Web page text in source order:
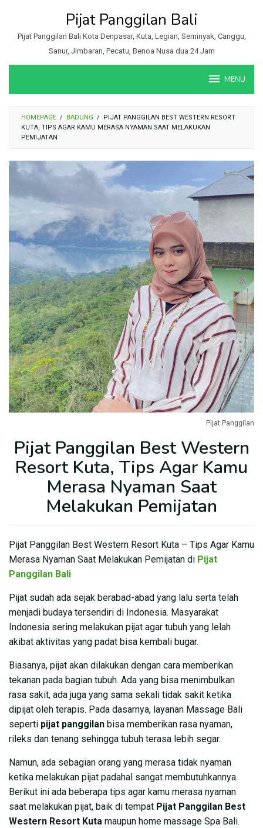
konten
Pijat Panggilan Bali
Pijat Panggilan Bali Kota Denpasar, Kuta, Legian, Seminyak, Canggu,
Sanur, Jimbaran, Pecatu, Benoa Nusa dua 24 Jam
MENU
HOMEPAGE / BADUNG /
PIJAT PANGGILAN BEST WESTERN RESORT
KUTA, TIPS AGAR KAMU MERASA NYAMAN SAAT MELAKUKAN
PEMIJATAN
Pijat Panggilan
Pijat Panggilan Best Western
Resort Kuta, Tips Agar Kamu
Merasa Nyaman Saat
Melakukan Pemijatan
Pijat Panggilan Best Western Resort Kuta – Tips Agar Kamu
Merasa Nyaman Saat Melakukan Pemijatan di Pijat
Panggilan Bali
Pijat sudah ada sejak berabad-abad yang lalu serta telah
menjadi budaya tersendiri di Indonesia. Masyarakat
Indonesia sering melakukan pijat agar tubuh yang lelah
akibat aktivitas yang padat bisa kembali bugar.
Biasanya, pijat akan dilakukan dengan cara memberikan
tekanan pada bagian tubuh. Ada yang bisa menimbulkan
rasa sakit, ada juga yang sama sekali tidak sakit ketika
dipijat oleh terapis. Pada dasarnya, layanan Massage Bali
seperti pijat panggilan bisa memberikan rasa nyaman,
rileks dan tenang sehingga tubuh terasa lebih segar.
Namun, ada sebagian orang yang merasa tidak nyaman
ketika melakukan pijat padahal sangat membutuhkannya.
Berikut ini ada beberapa tips agar kamu merasa nyaman
saat melakukan pijat, baik di tempat Pijat Panggilan Best
Western Resort Kuta maupun home massage Spa Bali.